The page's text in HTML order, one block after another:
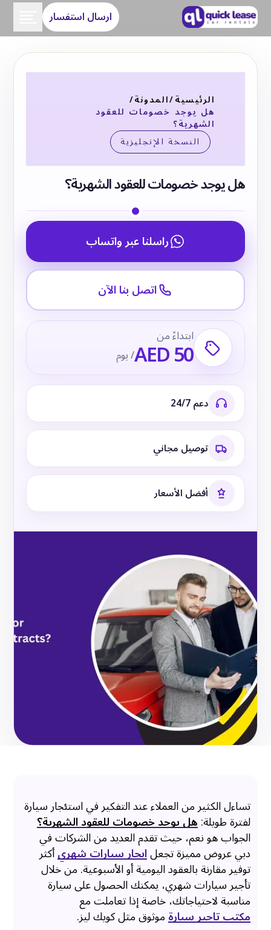
ارسال استفسار
الرئيسية/المدونة/
هل يوجد خصومات للعقود
الشهرية؟
النسخة الإنجليزية
هل يوجد خصومات للعقود الشهرية؟
راسلنا عبر واتساب
اتصل بنا الآن
ابتداءً من
AED 50/ يوم
دعم 24/7
توصيل مجاني
أفضل الأسعار
تساءل الكثير من العملاء عند التفكير في استئجار سيارة
لفترة طويلة:هل يوجد خصومات للعقود الشهرية؟
الجواب هو نعم، حيث تقدم العديد من الشركات في
دبي عروض مميزة تجعلايجار سيارات شهريأكثر
توفير مقارنة بالعقود اليومية أو الأسبوعية. من خلال
تأجير سيارات شهري، يمكنك الحصول على سيارة
مناسبة لاحتياجاتك، خاصة إذا تعاملت مع
مكتب تاجير سيارةموثوق مثل كويك ليز.